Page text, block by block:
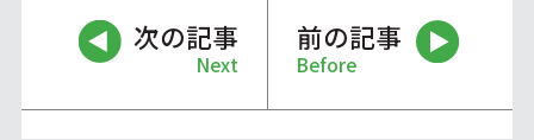
次の記事
Next
前の記事
Before